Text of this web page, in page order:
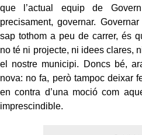
que l’actual equip de
precisament, governar.
sap tothom a peu de carrer, és
no té ni projecte, ni idees clares,
el nostre municipi. Doncs bé,
nova: no fa, però tampoc deixar
en contra d’una moció com
imprescindible.